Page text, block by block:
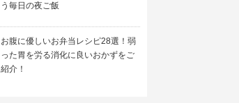
う毎日の夜ご飯
お腹に優しいお弁当レシピ28選！弱
った胃を労る消化に良いおかずをご
紹介！